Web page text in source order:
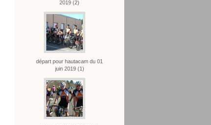
2019 (2)
départ pour hautacam du 01
juin 2019 (1)